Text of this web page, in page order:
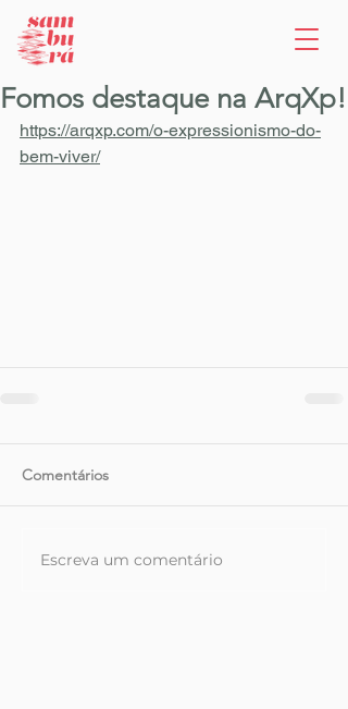
Fomos destaque na ArqXp!
https://arqxp.com/o-expressionismo-do-
bem-viver/
Comentários
Escreva um comentário